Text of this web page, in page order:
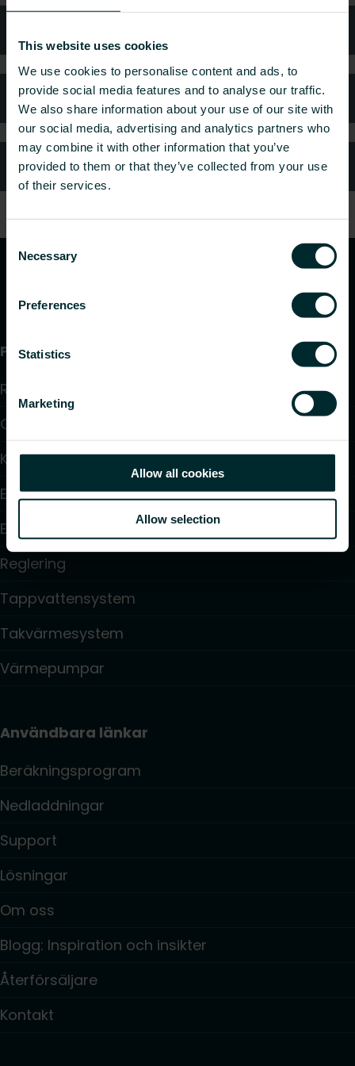
This website uses cookies
We use cookies to personalise content and ads, to
provide social media features and to analyse our traffic.
We also share information about your use of our site with
our social media, advertising and analytics partners who
may combine it with other information that you’ve
provided to them or that they’ve collected from your use
of their services.
Consent
Selection
Necessary
Preferences
Statistics
Marketing
Allow all cookies
Allow selection
Kundtjänst
Vanliga frågor
Produkter
Radiatorer
Golvvärme och golvkylning
Konvektorer och fläktkonvektorer
Elektrisk uppvärmning
Elektronisk styrning
Reglering
Tappvattensystem
Takvärmesystem
Värmepumpar
Användbara länkar
Beräkningsprogram
Nedladdningar
Support
Lösningar
Om oss
Blogg: Inspiration och insikter
Återförsäljare
Kontakt